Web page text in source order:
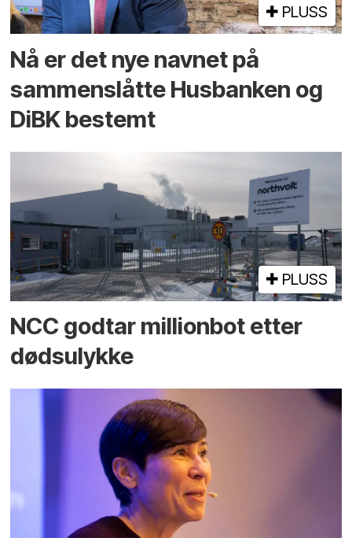
PLUSS
Nå er det nye navnet på
sammenslåtte Husbanken og
DiBK bestemt
PLUSS
NCC godtar millionbot etter
dødsulykke